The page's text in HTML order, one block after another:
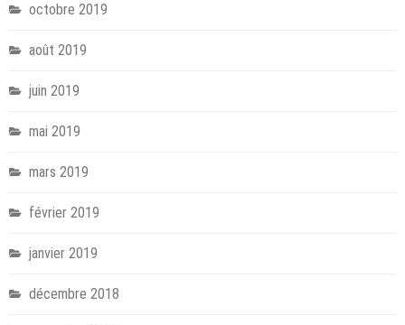
octobre 2019
août 2019
juin 2019
mai 2019
mars 2019
février 2019
janvier 2019
décembre 2018